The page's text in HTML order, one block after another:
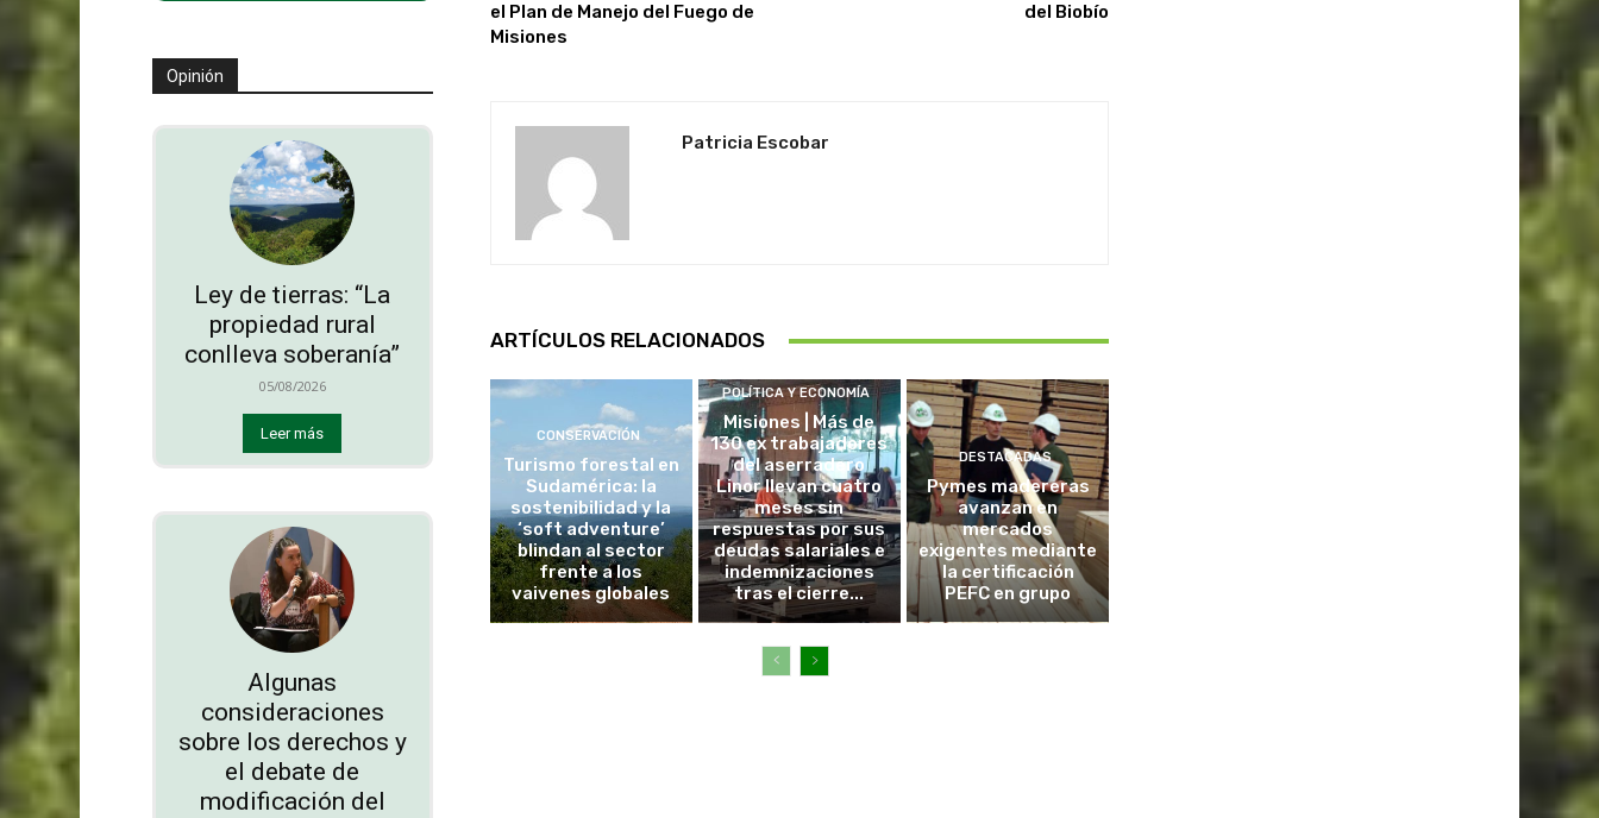
Opinión
Ley de tierras: “La
propiedad rural
conlleva soberanía”
05/08/2026
Leer más
Algunas
consideraciones
sobre los derechos y
el debate de
modificación del
el Plan de Manejo del Fuego de
Misiones
del Biobío
Patricia Escobar
ARTÍCULOS RELACIONADOS
CONSERVACIÓN
Turismo forestal en
Sudamérica: la
sostenibilidad y la
‘soft adventure’
blindan al sector
frente a los
vaivenes globales
POLÍTICA Y ECONOMÍA
Misiones | Más de
130 ex trabajadores
del aserradero
Linor llevan cuatro
meses sin
respuestas por sus
deudas salariales e
indemnizaciones
tras el cierre...
DESTACADAS
Pymes madereras
avanzan en
mercados
exigentes mediante
la certificación
PEFC en grupo